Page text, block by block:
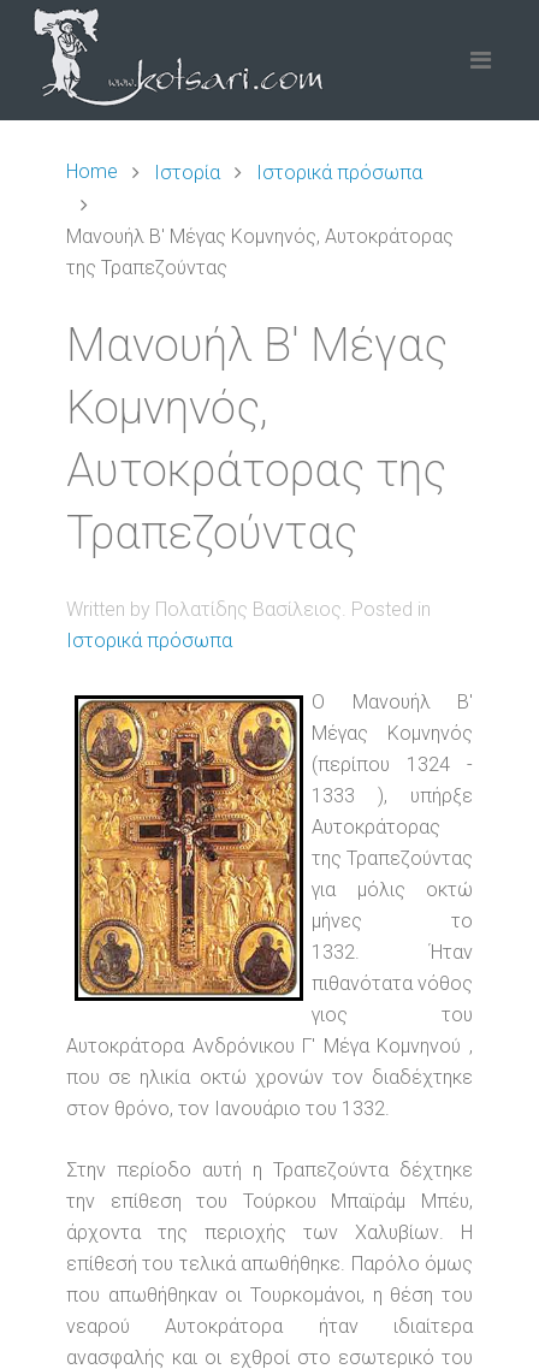
Home Ιστορία Ιστορικά πρόσωπα
Μανουήλ Β' Μέγας Κομνηνός, Αυτοκράτορας
της Τραπεζούντας
Μανουήλ Β' Μέγας
Κομνηνός,
Αυτοκράτορας της
Τραπεζούντας
Written by Πολατίδης Βασίλειος. Posted in
Ιστορικά πρόσωπα
Ο Μανουήλ Β'
Μέγας Κομνηνός
(περίπου 1324 -
1333 ), υπήρξε
Αυτοκράτορας
της Τραπεζούντας
για μόλις οκτώ
μήνες το
1332. Ήταν
πιθανότατα νόθος
γιος του
Αυτοκράτορα Ανδρόνικου Γ' Μέγα Κομνηνού ,
που σε ηλικία οκτώ χρονών τον διαδέχτηκε
στον θρόνο, τον Ιανουάριο του 1332.
Στην περίοδο αυτή η Τραπεζούντα δέχτηκε
την επίθεση του Τούρκου Μπαϊράμ Μπέυ,
άρχοντα της περιοχής των Χαλυβίων. Η
επίθεσή του τελικά απωθήθηκε. Παρόλο όμως
που απωθήθηκαν οι Τουρκομάνοι, η θέση του
νεαρού Αυτοκράτορα ήταν ιδιαίτερα
ανασφαλής και οι εχθροί στο εσωτερικό του